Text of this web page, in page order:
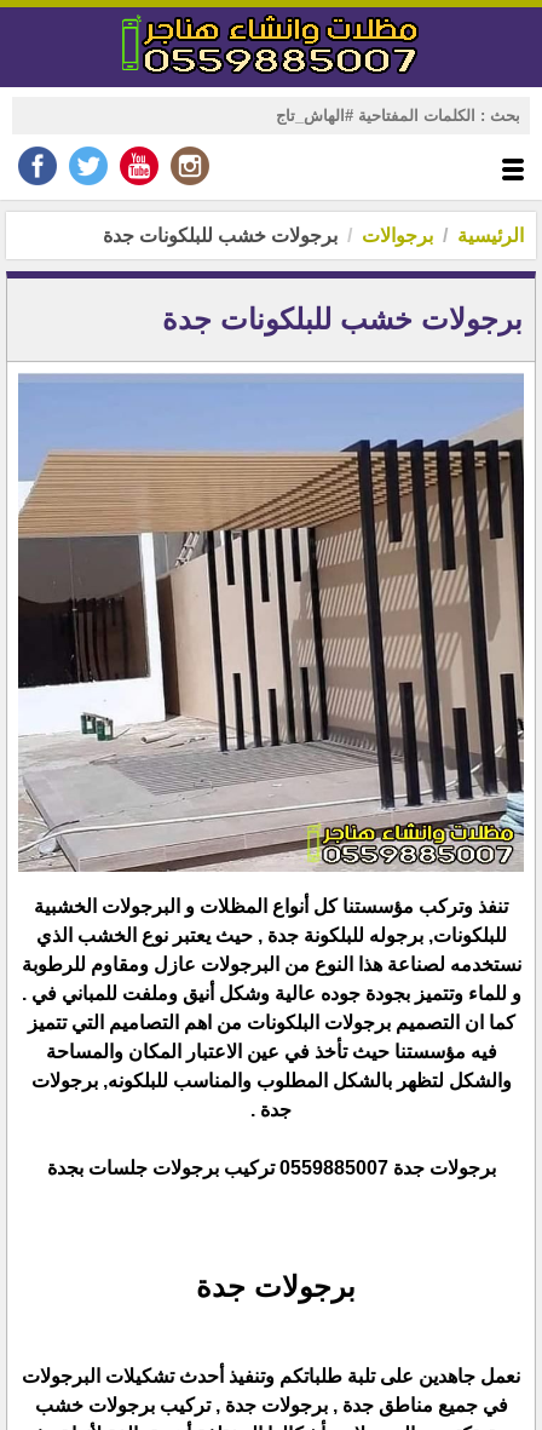
الرئيسية برجوالات برجولات خشب للبلكونات جدة
برجولات خشب للبلكونات جدة
تنفذ وتركب مؤسستنا كل أنواع المظلات و البرجولات الخشبية
للبلكونات, برجوله للبلكونة جدة , حيث يعتبر نوع الخشب الذي
نستخدمه لصناعة هذا النوع من البرجولات عازل ومقاوم للرطوبة
و للماء وتتميز بجودة جوده عالية وشكل أنيق وملفت للمباني في .
كما ان التصميم برجولات البلكونات من اهم التصاميم التي تتميز
فيه مؤسستنا حيث تأخذ في عين الاعتبار المكان والمساحة
والشكل لتظهر بالشكل المطلوب والمناسب للبلكونه, برجولات
جدة .
برجولات جدة 0559885007 تركيب برجولات جلسات بجدة
برجولات جدة
نعمل جاهدين على تلبة طلباتكم وتنفيذ أحدث تشكيلات البرجولات
في جميع مناطق جدة , برجولات جدة , تركيب برجولات خشب